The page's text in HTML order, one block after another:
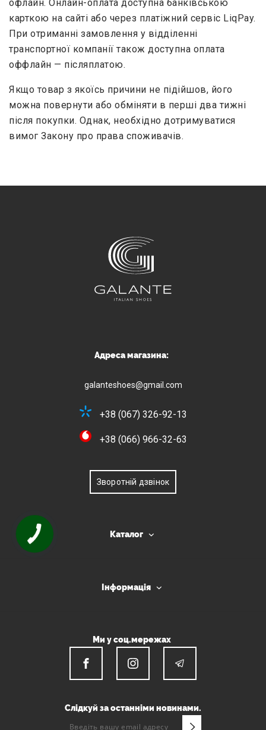
офлайн. Онлайн-оплата доступна банківською
карткою на сайті або через платіжний сервіс LiqPay.
При отриманні замовлення у відділенні
транспортної компанії також доступна оплата
оффлайн — післяплатою.
Якщо товар з якоїсь причини не підійшов, його
можна повернути або обміняти в перші два тижні
після покупки. Однак, необхідно дотримуватися
вимог Закону про права споживачів.
Адреса магазина:
galanteshoes@gmail.com
+38 (067) 326-92-13
+38 (066) 966-32-63
Зворотній дзвінок
Каталог
Інформація
Ми у соц.мережах
Слідкуй за останніми новинами.